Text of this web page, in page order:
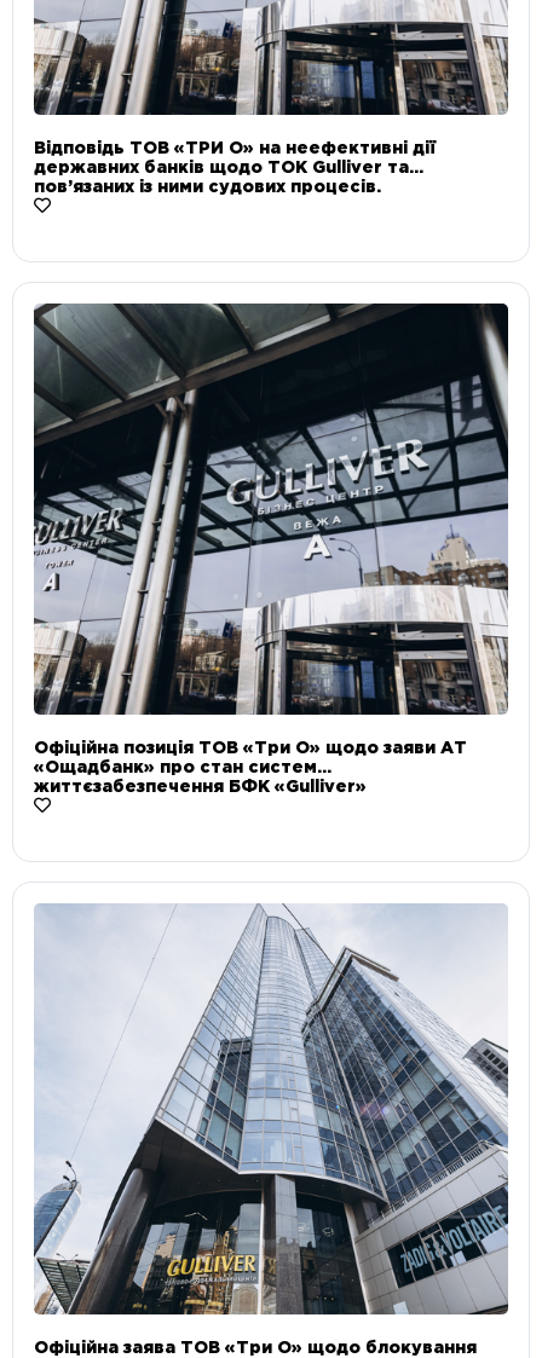
Відповідь ТОВ «ТРИ О» на неефективні дії
державних банків щодо ТОК Gulliver та
пов’язаних із ними судових процесів.
Офіційна позиція ТОВ «Три О» щодо заяви АТ
«Ощадбанк» про стан систем
життєзабезпечення БФК «Gulliver»
Офіційна заява ТОВ «Три О» щодо блокування